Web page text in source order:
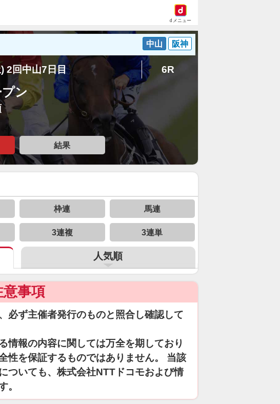
dメニュー
中山 阪神
2回中山7日目 6R
ン
結果
枠連 馬連
3連複 3連単
人気順
意事項
必ず主催者発行のものと照合し確認して
情報の内容に関しては万全を期しており
性を保証するものではありません。 当該
ついても、株式会社NTTドコモおよび情
。